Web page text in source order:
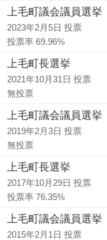
上毛町議会議員選挙
2023年2月5日 投票
投票率 69.96%
上毛町長選挙
2021年10月31日 投票
無投票
上毛町議会議員選挙
2019年2月3日 投票
無投票
上毛町長選挙
2017年10月29日 投票
投票率 76.35%
上毛町議会議員選挙
2015年2月1日 投票